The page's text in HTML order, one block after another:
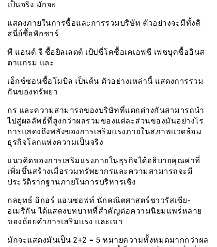
เป็นจริง มักจะ
แสดงภายในการซื้อและการรวมบริษัท ตัวอย่างจะมีทั้งดิ
สนี่ย์ซื้อพิกซาร์
พี แอนด์ จี ซื้อยิลเลตต์ เป้ปซี่โคซื้อเคเอฟซี เฟชบุคซื้ออินส
ตาแกรม และ
เอ็กซ์ซอนซื้อโมบิล เป็นต้น ตัวอย่างเหล่านี้ แสดงการรวม
กันของทรัพยา
กร และความสามารถของบริษัทที่แตกต่างกันสามารถนำ
ไปสู่ผลลัพธ์ที่สูงกว่าผลรวมของแต่ละส่วนของมันอย่างไร
การแสดงถึงพลังของการเสริมแรงภายในสภาพแวดล้อม
ธุรกิจโลกแห่งความเป็นจริง
แนวคิดของการเสริมแรงภายในธุรกิจได้อธิบายคุณค่าที่
เพิ่มขึ้นสร้างเมื่อรวมทรัพยากรและความสามารถจะมี
ประวัติรากฐานภายในการบริหารเชิง
กลยุทธ์ อิกอร์ แอนซอฟท์ นักคณิตศาสตร์ชาวรัสเซีย-
อเมริกัน ได้แสดงบทบาทที่สำคัญต่อความนิยมเเพร่่หลาย
ของถ้อยคำการเสริมแรง และเขา
มักจะแสดงมันเป็น 2+2 = 5 หมายความทั้งหมดมากกว่าผล